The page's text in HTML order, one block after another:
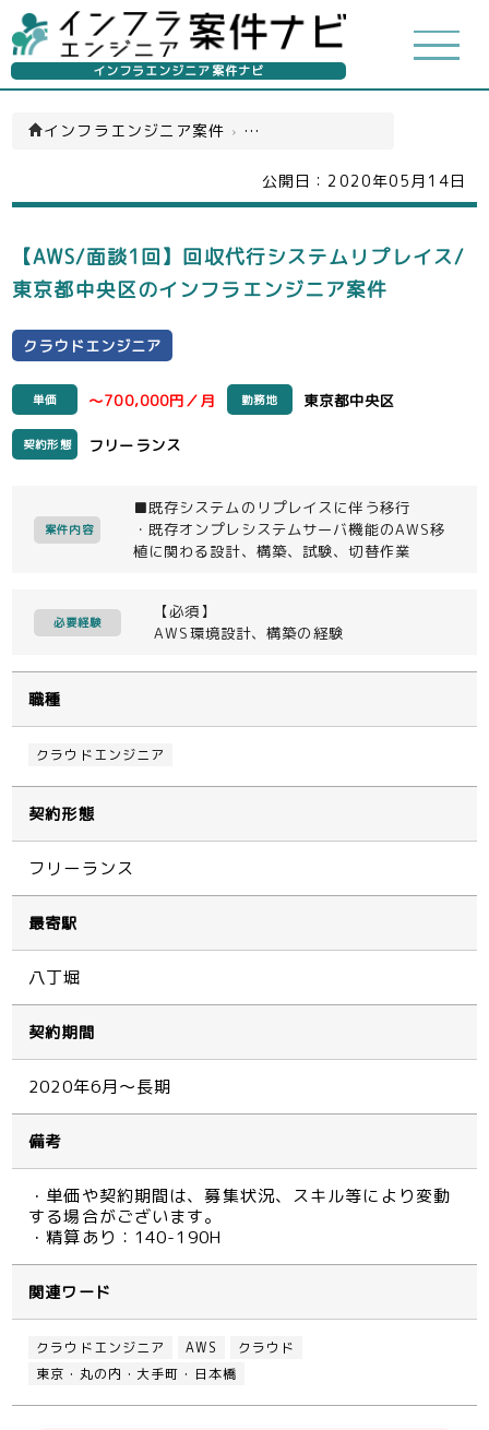
インフラエンジニア案件ナビ
インフラエンジニア案件 › クラウドエンジニア(一覧)
公開日： 2020年05月14日
【AWS/面談1回】回収代行システムリプレイス/
東京都中央区のインフラエンジニア案件
クラウドエンジニア
単価 ～700,000円／月 勤務地 東京都中央区
契約形態 フリーランス
案件内容
■既存システムのリプレイスに伴う移行
・既存オンプレシステムサーバ機能のAWS移
植に関わる設計、構築、試験、切替作業
必要経験
【必須】
AWS環境設計、構築の経験
職種
クラウドエンジニア
契約形態
フリーランス
最寄駅
八丁堀
契約期間
2020年6月～長期
備考
・単価や契約期間は、募集状況、スキル等により変動
する場合がございます。
・精算あり：140-190H
関連ワード
クラウドエンジニア AWS
クラウド
東京・丸の内・大手町・日本橋